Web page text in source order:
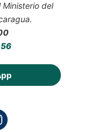
Ministerio del